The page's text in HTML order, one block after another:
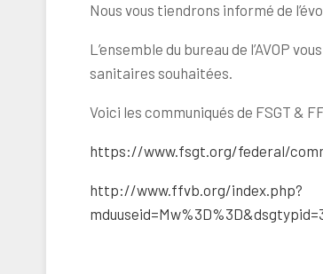
Nous vous tiendrons informé de
L’ensemble du bureau de l’AVOP
sanitaires souhaitées.
Voici les communiqués de FSGT &
https://www.fsgt.org/federal/
http://www.ffvb.org/index.php?